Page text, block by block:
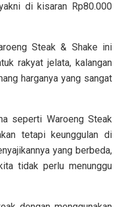
di kisaran Rp80.000
Steak & Shake ini
rakyat jelata, kalangan
harganya yang sangat
seperti Waroeng Steak
tetapi keunggulan di
yang berbeda,
tidak perlu menunggu